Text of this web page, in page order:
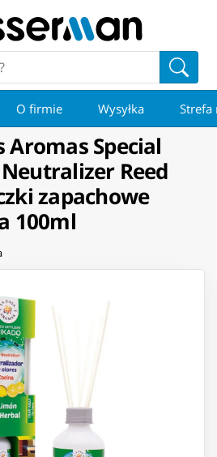
O firmie Wysyłka Strefa
Aromas Special
Reed
zapachowe
100ml